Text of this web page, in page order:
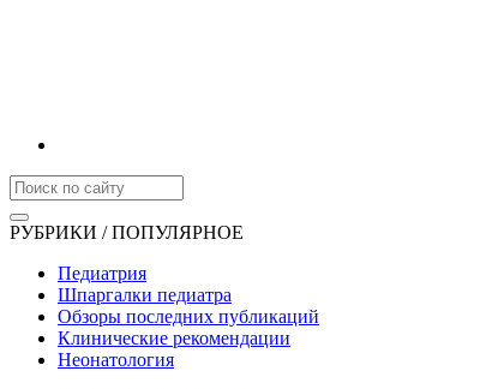
РУБРИКИ / ПОПУЛЯРНОЕ
Педиатрия
Шпаргалки педиатра
Обзоры последних публикаций
Клинические рекомендации
Неонатология